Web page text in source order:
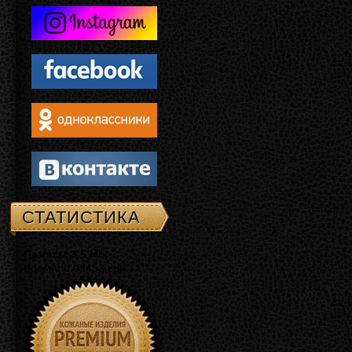
СТАТИСТИКА
Память: 3.5 Mb
Время: 0.03453 сек.